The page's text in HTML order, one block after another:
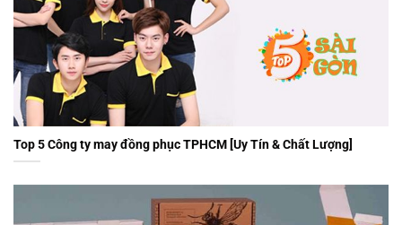
Top 5 Công ty may đồng phục TPHCM [Uy Tín & Chất Lượng]